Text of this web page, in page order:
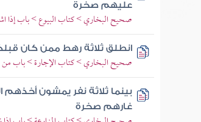
عليهم صخرة
صحيح البخاري > كتاب البيوع > باب إذا
انطلق ثلاثة رهط ممن كان
صحيح البخاري > كتاب الإجارة > باب من
بينما ثلاثة نفر يمشون
غارهم صخرة